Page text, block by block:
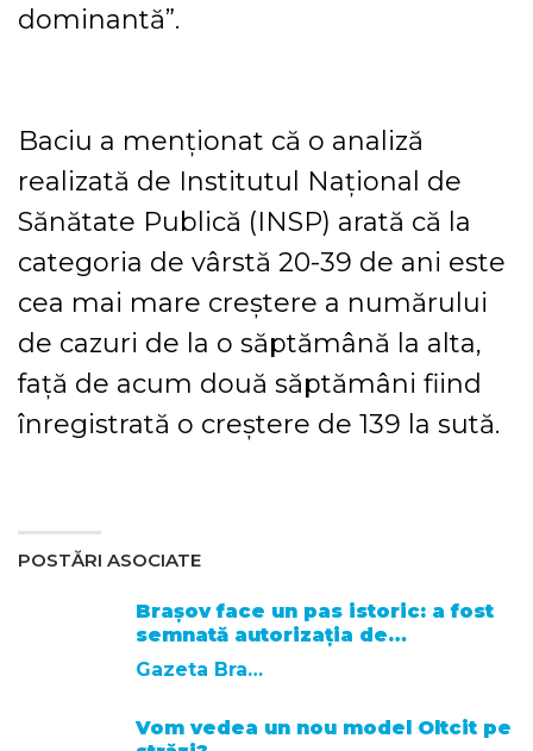
dominantă”.
Baciu a menţionat că o analiză
realizată de Institutul Naţional de
Sănătate Publică (INSP) arată că la
categoria de vârstă 20-39 de ani este
cea mai mare creştere a numărului
de cazuri de la o săptămână la alta,
faţă de acum două săptămâni fiind
înregistrată o creştere de 139 la sută.
POSTĂRI ASOCIATE
Brașov face un pas istoric: a fost
semnată autorizația de…
Gazeta Brasovului
Vom vedea un nou model Oltcit pe